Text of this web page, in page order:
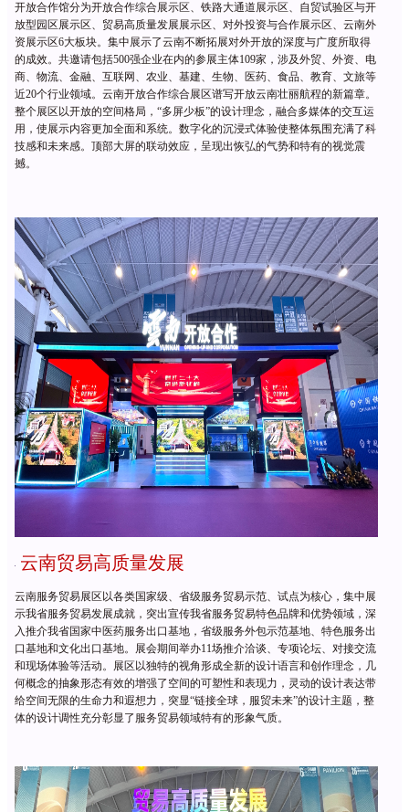
开放合作馆分为开放合作综合展示区、铁路大通道展示区、自贸试验区与开
放型园区展示区、贸易高质量发展展示区、对外投资与合作展示区、云南外
资展示区6大板块。集中展示了云南不断拓展对外开放的深度与广度所取得
的成效。共邀请包括500强企业在内的参展主体109家，涉及外贸、外资、电
商、物流、金融、互联网、农业、基建、生物、医药、食品、教育、文旅等
近20个行业领域。云南开放合作综合展区谱写开放云南壮丽航程的新篇章。
整个展区以开放的空间格局，“多屏少板”的设计理念，融合多媒体的交互运
用，使展示内容更加全面和系统。数字化的沉浸式体验使整体氛围充满了科
技感和未来感。顶部大屏的联动效应，呈现出恢弘的气势和特有的视觉震
撼。
云南贸易高质量发展
云南服务贸易展区以各类国家级、省级服务贸易示范、试点为核心，集中展
示我省服务贸易发展成就，突出宣传我省服务贸易特色品牌和优势领域，深
入推介我省国家中医药服务出口基地，省级服务外包示范基地、特色服务出
口基地和文化出口基地。展会期间举办11场推介洽谈、专项论坛、对接交流
和现场体验等活动。展区以独特的视角形成全新的设计语言和创作理念，几
何概念的抽象形态有效的增强了空间的可塑性和表现力，灵动的设计表达带
给空间无限的生命力和遐想力，突显“链接全球，服贸未来”的设计主题，整
体的设计调性充分彰显了服务贸易领域特有的形象气质。